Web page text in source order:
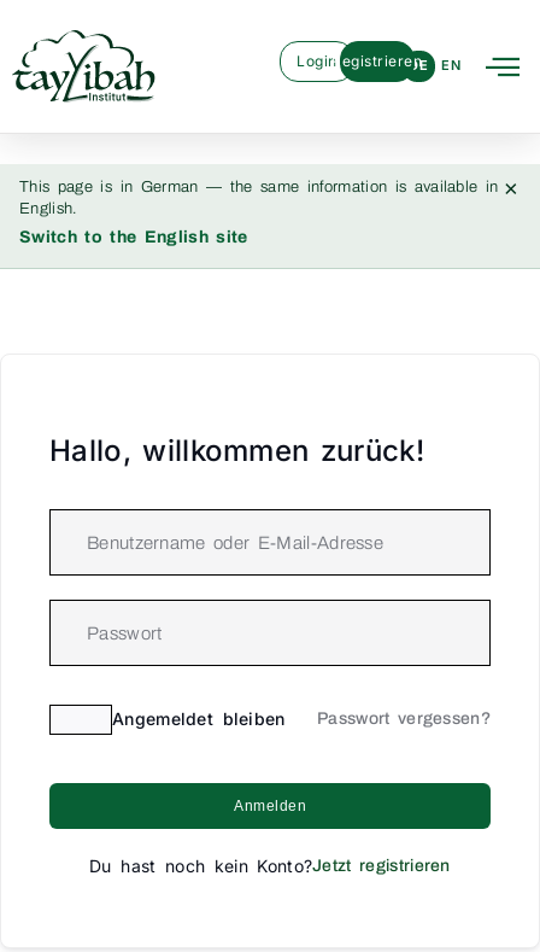
DE EN
LoginRegistrieren
This page is in German — the same information is available in
English.
Switch to the English site
×
Hallo, willkommen zurück!
Angemeldet bleiben Passwort vergessen?
Anmelden
Du hast noch kein Konto?Jetzt registrieren